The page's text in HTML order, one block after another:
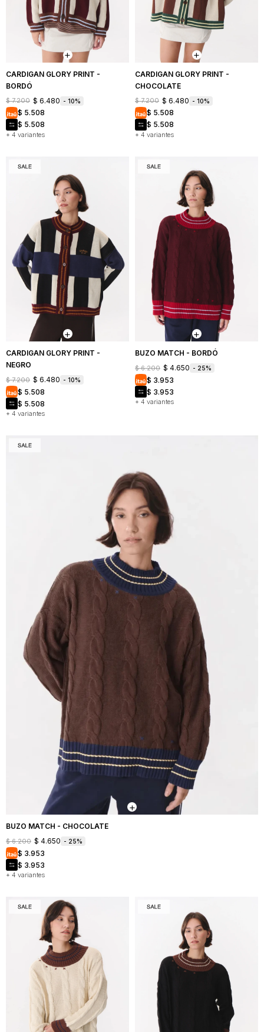
CARDIGAN GLORY PRINT -
BORDÓ
+ 4 variantes
$ 7.200 $ 6.480 10
$ 5.508
$ 5.508
CARDIGAN GLORY PRINT -
CHOCOLATE
+ 4 variantes
$ 7.200 $ 6.480 10
$ 5.508
$ 5.508
CARDIGAN GLORY PRINT -
NEGRO
+ 4 variantes
$ 7.200 $ 6.480 10
$ 5.508
$ 5.508
BUZO MATCH - BORDÓ
+ 4 variantes
$ 6.200 $ 4.650 25
$ 3.953
$ 3.953
BUZO MATCH - CHOCOLATE
+ 4 variantes
$ 6.200 $ 4.650 25
$ 3.953
$ 3.953